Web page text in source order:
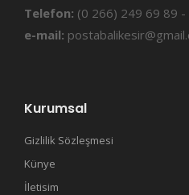
Telefon: (0 266) 249 69 89 -
e-mail:
Kurumsal
Gizlilik Sözleşmesi
Künye
İletisim